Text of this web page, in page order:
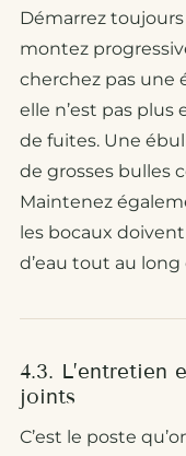
Démarrez
montez
cherchez pas
elle n’est pas
de fuites. Une
de grosses bulles
Maintenez
les bocaux
d’eau tout au
4.3. L’entretien
joints
C’est le poste